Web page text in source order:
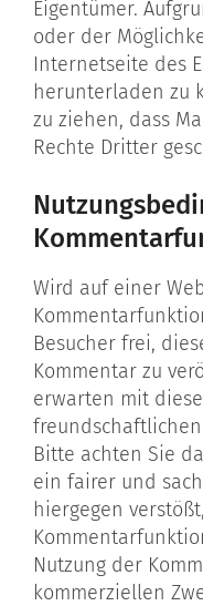
Eigentümer.
oder der
Internetseite des
herunterladen zu
zu ziehen, dass
Rechte Dritter
Wird auf einer
Besucher frei,
Kommentar zu
erwarten mit
Bitte achten Sie
ein fairer und
hiergegen
Nutzung der
kommerziellen